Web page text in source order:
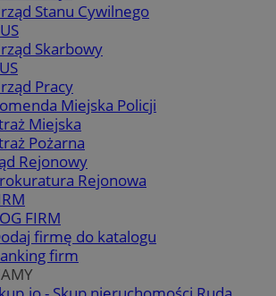
Stanu Cywilnego
Skarbowy
Pracy
Miejska Policji
Miejska
Pożarna
Rejonowy
Rejonowa
FIRM
firmę do katalogu
firm